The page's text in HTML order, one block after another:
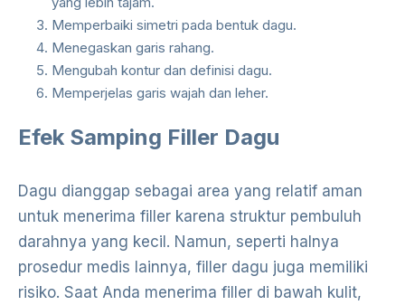
Memperbaiki simetri pada bentuk dagu.
Menegaskan garis rahang.
Mengubah kontur dan definisi dagu.
Memperjelas garis wajah dan leher.
Efek Samping Filler Dagu
Dagu dianggap sebagai area yang relatif aman
untuk menerima filler karena struktur pembuluh
darahnya yang kecil. Namun, seperti halnya
prosedur medis lainnya, filler dagu juga memiliki
risiko. Saat Anda menerima filler di bawah kulit,